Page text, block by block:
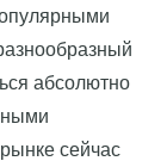
абсолютно
сейчас